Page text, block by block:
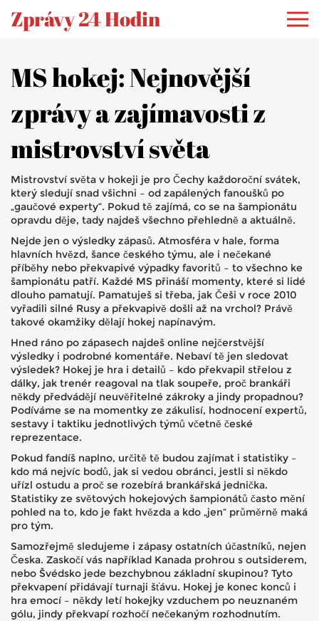
Zprávy 24 Hodin
MS hokej: Nejnovější
zprávy a zajímavosti z
mistrovství světa
Mistrovství světa v hokeji je pro Čechy každoroční svátek,
který sledují snad všichni – od zapálených fanoušků po
„gaučové experty“. Pokud tě zajímá, co se na šampionátu
opravdu děje, tady najdeš všechno přehledně a aktuálně.
Nejde jen o výsledky zápasů. Atmosféra v hale, forma
hlavních hvězd, šance českého týmu, ale i nečekané
příběhy nebo překvapivé výpadky favoritů – to všechno ke
šampionátu patří. Každé MS přináší momenty, které si lidé
dlouho pamatují. Pamatuješ si třeba, jak Češi v roce 2010
vyřadili silné Rusy a překvapivě došli až na vrchol? Právě
takové okamžiky dělají hokej napínavým.
Hned ráno po zápasech najdeš online nejčerstvější
výsledky i podrobné komentáře. Nebaví tě jen sledovat
výsledek? Hokej je hra i detailů – kdo překvapil střelou z
dálky, jak trenér reagoval na tlak soupeře, proč brankáři
někdy předvádějí neuvěřitelné zákroky a jindy propadnou?
Podíváme se na momentky ze zákulisí, hodnocení expertů,
sestavy i taktiku jednotlivých týmů včetně české
reprezentace.
Pokud fandíš naplno, určitě tě budou zajímat i statistiky –
kdo má nejvíc bodů, jak si vedou obránci, jestli si někdo
uřízl ostudu a proč se rozebírá brankářská jednička.
Statistiky ze světových hokejových šampionátů často mění
pohled na to, kdo je fakt hvězda a kdo „jen“ průměrně maká
pro tým.
Samozřejmě sledujeme i zápasy ostatních účastníků, nejen
Česka. Zaskočí vás například Kanada prohrou s outsiderem,
nebo Švédsko jede bezchybnou základní skupinou? Tyto
překvapení přidávají turnaji šťávu. Hokej je konec konců i
hra emocí – někdy letí hokejky vzduchem po neuznaném
gólu, jindy překvapí rozhočí nečekaným rozhodnutím.